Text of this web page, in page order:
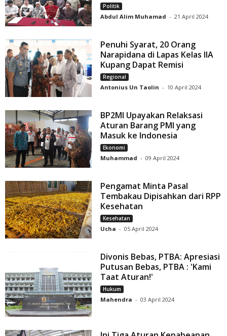
Politik
Abdul Alim Muhamad - 21 April 2024
Penuhi Syarat, 20 Orang
Narapidana di Lapas Kelas llA
Kupang Dapat Remisi
Regional
Antonius Un Taolin - 10 April 2024
BP2MI Upayakan Relaksasi
Aturan Barang PMI yang
Masuk ke Indonesia
Ekonomi
Muhammad - 09 April 2024
Pengamat Minta Pasal
Tembakau Dipisahkan dari RPP
Kesehatan
Kesehatan
Ucha - 05 April 2024
Divonis Bebas, PTBA: Apresiasi
Putusan Bebas, PTBA : 'Kami
Taat Aturan!'
Hukum
Mahendra - 03 April 2024